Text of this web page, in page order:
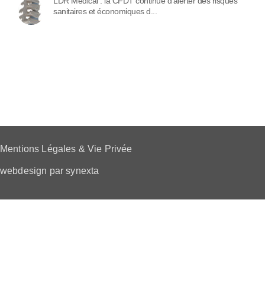
sanitaires et économiques d...
Mentions Légales & Vie Privée
webdesign par synexta